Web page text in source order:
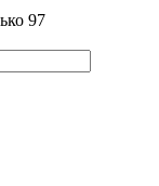
97